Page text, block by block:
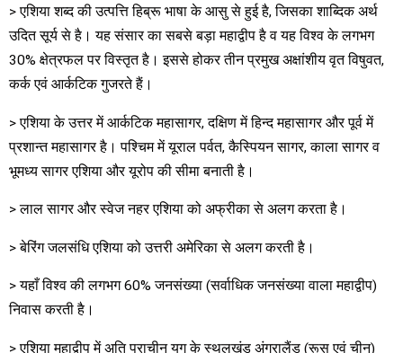
> एशिया शब्द की उत्पत्ति हिब्रू भाषा के आसु से हुई है, जिसका शाब्दिक अर्थ
उदित सूर्य से है। यह संसार का सबसे बड़ा महाद्वीप है व यह विश्व के लगभग
30% क्षेत्रफल पर विस्तृत है। इससे होकर तीन प्रमुख अक्षांशीय वृत विषुवत,
कर्क एवं आर्कटिक गुजरते हैं।
> एशिया के उत्तर में आर्कटिक महासागर, दक्षिण में हिन्द महासागर और पूर्व में
प्रशान्त महासागर है। पश्चिम में यूराल पर्वत, कैस्पियन सागर, काला सागर व
भूमध्य सागर एशिया और यूरोप की सीमा बनाती है।
> लाल सागर और स्वेज नहर एशिया को अफ्रीका से अलग करता है।
> बेरिंग जलसंधि एशिया को उत्तरी अमेरिका से अलग करती है।
> यहाँ विश्व की लगभग 60% जनसंख्या (सर्वाधिक जनसंख्या वाला महाद्वीप)
निवास करती है।
> एशिया महाद्वीप में अति प्राचीन युग के स्थलखंड अंगरालैंड (रूस एवं चीन)